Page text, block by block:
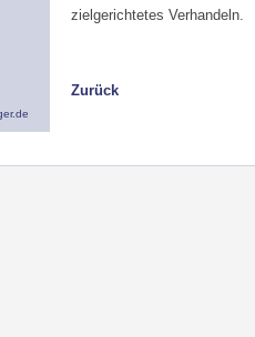
zielgerichtetes Verhandeln.
Zurück